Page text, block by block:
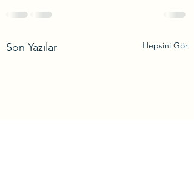
Son Yazılar Hepsini Gör